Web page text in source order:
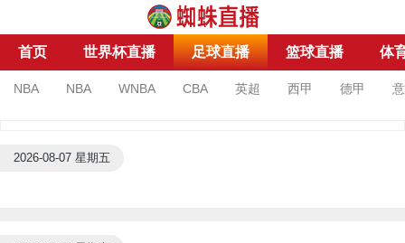
首页 世界杯直播 足球直播 篮球直播 体
NBA NBA WNBA CBA 英超 西甲 德甲
2026-08-07 星期五